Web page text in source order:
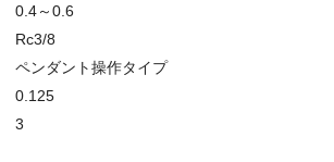
0.4～0.6
Rc3/8
ペンダント操作タイプ
0.125
3